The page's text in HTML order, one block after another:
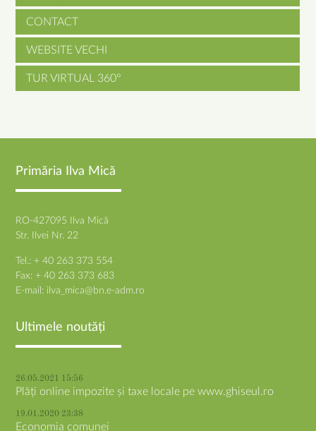
CONTACT
WEBSITE VECHI
TUR VIRTUAL 360°
Primăria Ilva Mică
RO-427095 Ilva Mică
Str. Ilvei Nr. 22
Tel.: + 40 263 373 554
Fax: + 40 263 373 683
E-mail: ilva_mica@bn.e-adm.ro
Ultimele noutăți
26.05.2021 15:56
Plăți online impozite și taxe locale pe www.ghiseul.ro
19.01.2020 23:38
Economia comunei